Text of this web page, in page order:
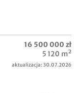
16 500 000 zł
5 120 m²
aktualizacja: 30.07.2026